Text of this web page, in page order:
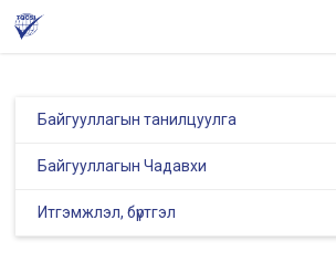
Skip
Байгууллагын танилцуулга
Байгууллагын Чадавхи
Итгэмжлэл, бүртгэл